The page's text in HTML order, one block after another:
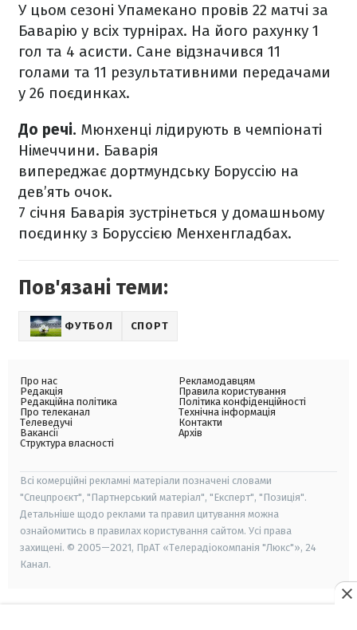
У цьом сезоні Упамекано провів 22 матчі за
Баварію у всіх турнірах. На його рахунку 1
гол та 4 асисти. Сане відзначився 11
голами та 11 результативними передачами
у 26 поєдинках.
До речі. Мюнхенці лідирують в чемпіонаті
Німеччини. Баварія
випереджає дортмундську Боруссію на
дев’ять очок.
7 січня Баварія зустрінеться у домашньому
поєдинку з Боруссією Менхенгладбах.
Пов'язані теми:
ФУТБОЛ СПОРТ
Про нас
Редакція
Редакційна політика
Про телеканал
Телеведучі
Вакансії
Структура власності
Рекламодавцям
Правила користування
Політика конфіденційності
Технічна інформація
Контакти
Архів
Всі комерційні рекламні матеріали позначені словами
"Спецпроєкт", "Партнерський матеріал", "Експерт", "Позиція".
Детальніше щодо реклами та правил цитування можна
ознайомитись в правилах користування сайтом. Усі права
захищені. © 2005—2021, ПрАТ «Телерадіокомпанія "Люкс"», 24
Канал.